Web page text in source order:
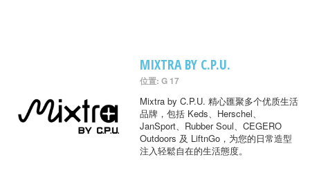
MIXTRA BY C.P.U.
位置: G 17
Mixtra by C.P.U. 精心匯聚多个优质生活
品牌，包括 Keds、Herschel、
JanSport、Rubber Soul、CEGERO
Outdoors 及 LiftnGo，为您的日常造型
注入轻鬆自在的生活態度。